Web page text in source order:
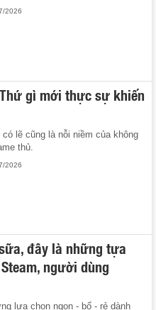
2026
gì mới thực sự khiến
lẽ cũng là nỗi niềm của không
thủ.
2026
đây là những tựa
người dùng
lựa chọn ngon - bổ - rẻ dành